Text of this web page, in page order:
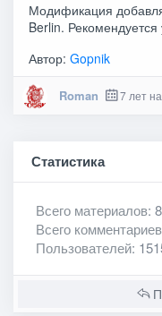
Модификация
Berlin. Рекомендуется
Автор:Gopnik
Roman 7 лет
Статистика
Всего материалов:
Всего комментариев
Пользователей: